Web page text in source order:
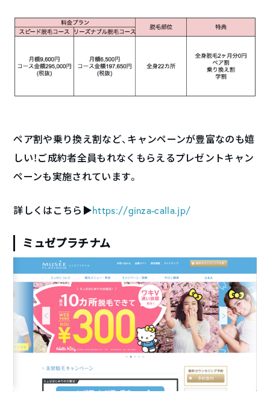
ペア割や乗り換え割など、キャンペーンが豊富なのも嬉
しい！ご成約者全員もれなくもらえるプレゼントキャン
ペーンも実施されています。
詳しくはこちら▶︎https://ginza-calla.jp/
ミュゼプラチナム